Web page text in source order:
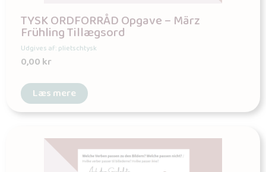
TYSK ORDFORRÅD Opgave – März
Frühling Tillægsord
Udgives af: plietschtysk
0,00kr
Læs mere